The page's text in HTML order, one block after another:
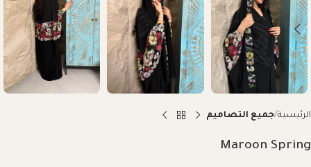
الرئيسية جميع التصاميم
Maroon Spring